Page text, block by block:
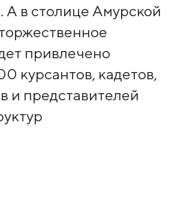
А в столице Амурской
привлечено
курсантов, кадетов,
и представителей